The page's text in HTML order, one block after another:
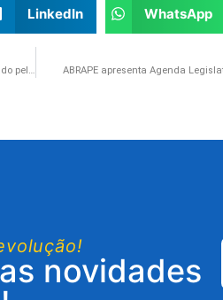
LinkedIn WhatsApp
PERSE faz história como primeiro programa setorial criado pelo Governo Federal para um segmento específico da economia ABRAPE apresenta Agenda
novidades